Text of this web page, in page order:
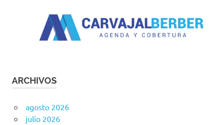
ARCHIVOS
agosto 2026
julio 2026